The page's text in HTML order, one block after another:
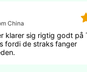
China
klarer sig rigtig godt på
fordi de straks fanger